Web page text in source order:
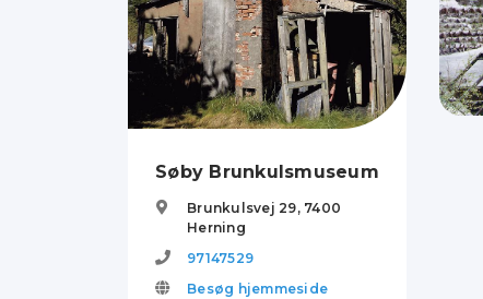
Søby Brunkulsmuseum
Brunkulsvej 29, 7400
Herning
97147529
Besøg hjemmeside